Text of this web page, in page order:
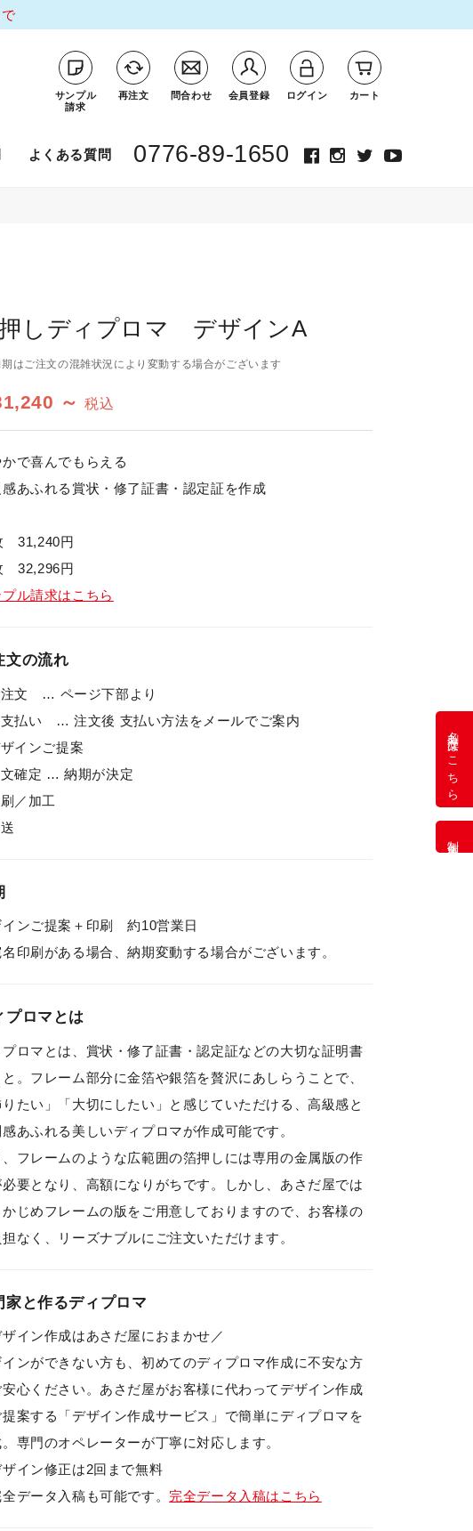
サンプル
請求
再注文 問合わせ 会員登録 ログイン カート
よくある質問 0776-89-1650
しディプロマ デザインA
期はご注文の混雑状況により変動する場合がございます
～税込
で喜んでもらえる
あふれる賞状・修了証書・認定証を作成
31,240円
32,296円
ル請求はこちら
文の流れ
注文 … ページ下部より
払い … 注文後 支払い方法をメールでご案内
インご提案
確定 … 納期が決定
／加工
インご提案＋印刷 約10営業日
印刷がある場合、納期変動する場合がございます。
プロマとは
プロマとは、賞状・修了証書・認定証などの大切な証明書
。フレーム部分に金箔や銀箔を贅沢にあしらうことで、
りたい」「大切にしたい」と感じていただける、高級感と
あふれる美しいディプロマが作成可能です。
フレームのような広範囲の箔押しには専用の金属版の作
必要となり、高額になりがちです。しかし、あさだ屋では
かじめフレームの版をご用意しておりますので、お客様の
担なく、リーズナブルにご注文いただけます。
家と作るディプロマ
ザイン作成はあさだ屋におまかせ／
インができない方も、初めてのディプロマ作成に不安な方
安心ください。あさだ屋がお客様に代わってデザイン作成
提案する「デザイン作成サービス」で簡単にディプロマを
専門のオペレーターが丁寧に対応します。
イン修正は2回まで無料
データ入稿も可能です。 完全データ入稿はこちら
名刺注文はこちら